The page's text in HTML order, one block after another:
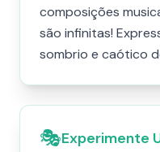
composições
são infinitas!
sombrio e caótico
🎭Experimente